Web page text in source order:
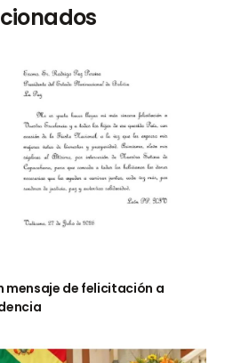
mensaje de felicitación a